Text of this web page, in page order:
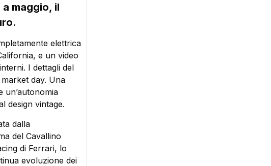
maggio, il
elettrica
e un video
I dettagli del
day. Una
design vintage.
dalla
del Cavallino
di Ferrari, lo
evoluzione dei